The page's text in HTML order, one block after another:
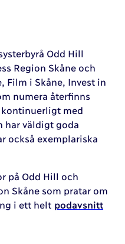
Odd Hill
Region Skåne och
Film i Skåne, Invest in
numera återfinns
kontinuerligt med
har väldigt goda
också exemplariska
på Odd Hill och
Skåne som pratar om
i ett helt podavsnitt